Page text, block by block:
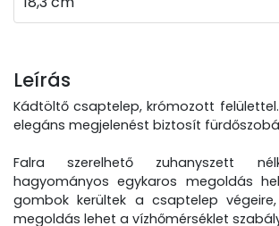
Leírás
Kádtöltő csaptelep, krómozott
elegáns megjelenést biztosít
Falra szerelhető zuhanyszett
hagyományos egykaros megoldás
gombok kerültek a csaptelep
megoldás lehet a vízhőmérséklet